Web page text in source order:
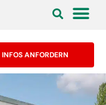
INFOS ANFORDERN